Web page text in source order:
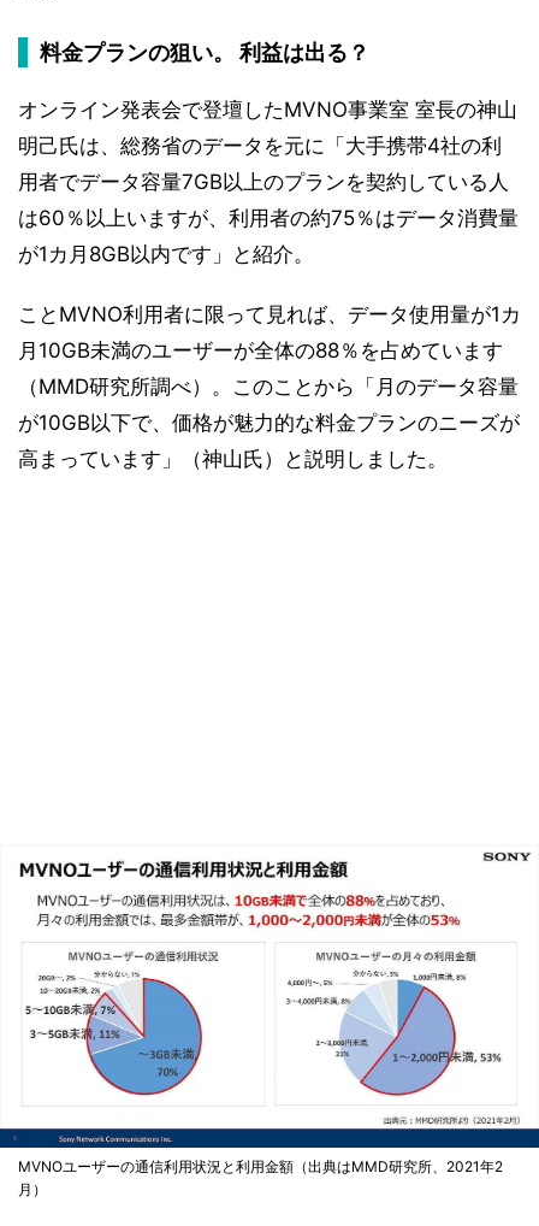
料金プランの狙い。 利益は出る？
オンライン発表会で登壇したMVNO事業室 室長の神山
明己氏は、総務省のデータを元に「大手携帯4社の利
用者でデータ容量7GB以上のプランを契約している人
は60％以上いますが、利用者の約75％はデータ消費量
が1カ月8GB以内です」と紹介。
ことMVNO利用者に限って見れば、データ使用量が1カ
月10GB未満のユーザーが全体の88％を占めています
（MMD研究所調べ）。このことから「月のデータ容量
が10GB以下で、価格が魅力的な料金プランのニーズが
高まっています」（神山氏）と説明しました。
MVNOユーザーの通信利用状況と利用金額（出典はMMD研究所、2021年2
月）